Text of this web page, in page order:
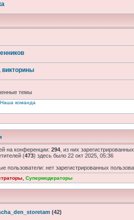
викторины
темы
Наша команда
на конференции: 294 , из них
(473) здесь было 22 окт 2025, 05:36
пользователи: нет зарегистрированных
Супермодераторы
(42)